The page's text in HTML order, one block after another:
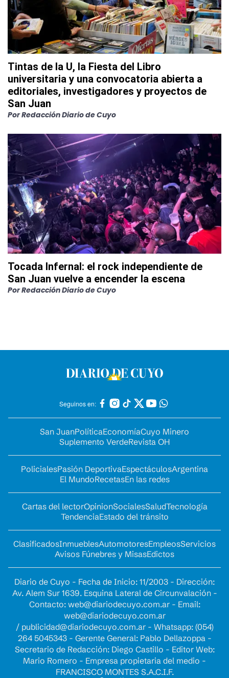
Tintas de la U, la Fiesta del Libro
universitaria y una convocatoria abierta a
editoriales, investigadores y proyectos de
San Juan
PorRedacción Diario de Cuyo
Tocada Infernal: el rock independiente de
San Juan vuelve a encender la escena
PorRedacción Diario de Cuyo
Seguinos en:
San JuanPolíticaEconomíaCuyo Minero
Suplemento VerdeRevista OH
PolicialesPasión DeportivaEspectáculosArgentina
El MundoRecetasEn las redes
Cartas del lectorOpinionSocialesSaludTecnología
TendenciaEstado del tránsito
ClasificadosInmueblesAutomotoresEmpleosServicios
Avisos Fúnebres y MisasEdictos
Diario de Cuyo - Fecha de Inicio: 11/2003 - Dirección:
Av. Alem Sur 1639. Esquina Lateral de Circunvalación -
Contacto: web@diariodecuyo.com.ar- Email:
web@diariodecuyo.com.ar
/ publicidad@diariodecuyo.com.ar- Whatsapp: (054)
264 5045343 - Gerente General: Pablo Dellazoppa -
Secretario de Redacción: Diego Castillo - Editor Web:
Mario Romero - Empresa propietaria del medio -
FRANCISCO MONTES S.A.C.I.F.